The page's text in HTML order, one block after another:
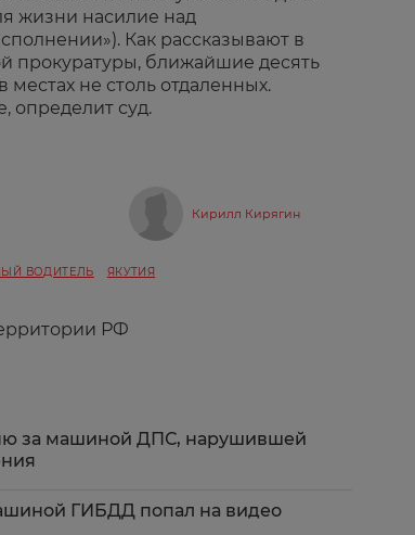
жизни насилие над
Как рассказывают в
прокуратуры, ближайшие десять
не столь отдаленных.
определит суд.
Кирилл Кирягин
ВОДИТЕЛЬ ЯКУТИЯ
РФ
за машиной ДПС, нарушившей
ГИБДД попал на видео